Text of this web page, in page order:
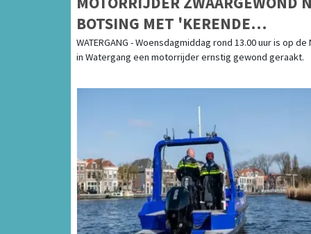
BOTSING MET 'KERENDE
AUTOMOBILIST'
WATERGANG - Woensdagmiddag rond 13.00 uur is op de
in Watergang een motorrijder ernstig gewond geraakt.